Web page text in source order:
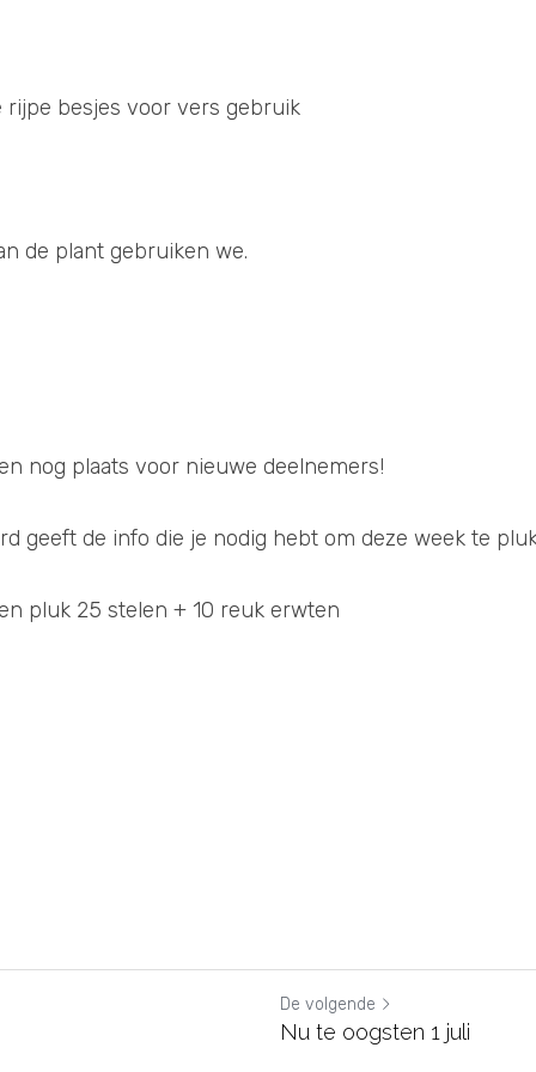
rijpe besjes voor vers gebruik
de plant gebruiken we.
nog plaats voor nieuwe deelnemers!
geeft de info die je nodig hebt om deze week te
pluk 25 stelen + 10 reuk erwten
De volgende
Nu te oogsten 1 juli